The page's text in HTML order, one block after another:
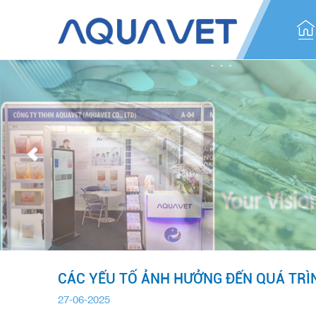
CÁC YẾU TỐ ẢNH HƯỞNG ĐẾN QUÁ
27-06-2025